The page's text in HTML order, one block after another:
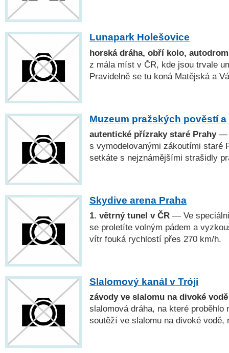
Lunapark Holešovice
horská dráha, obří kolo,
z mála míst v ČR, kde jsou trvale
Pravidelně se tu koná Matějská a
Muzeum pražských pověstí
autentické přízraky staré Prahy—
s vymodelovanými zákoutími staré
setkáte s nejznámějšími strašidly
Skydive arena Praha
1. větrný tunel v ČR — Ve
se proletíte volným pádem a
vítr fouká rychlostí přes 270 km/h.
Slalomový kanál v Tróji
závody ve slalomu na divoké vodě
slalomová dráha, na které proběhlo
soutěží ve slalomu na divoké vodě,